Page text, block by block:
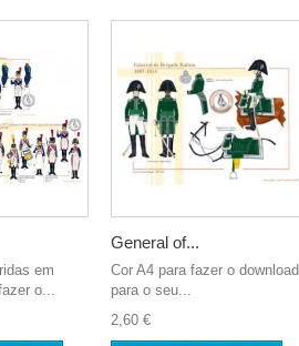
em
o...
General of...
Cor A4 para fazer o download
para o seu...
2,60 €